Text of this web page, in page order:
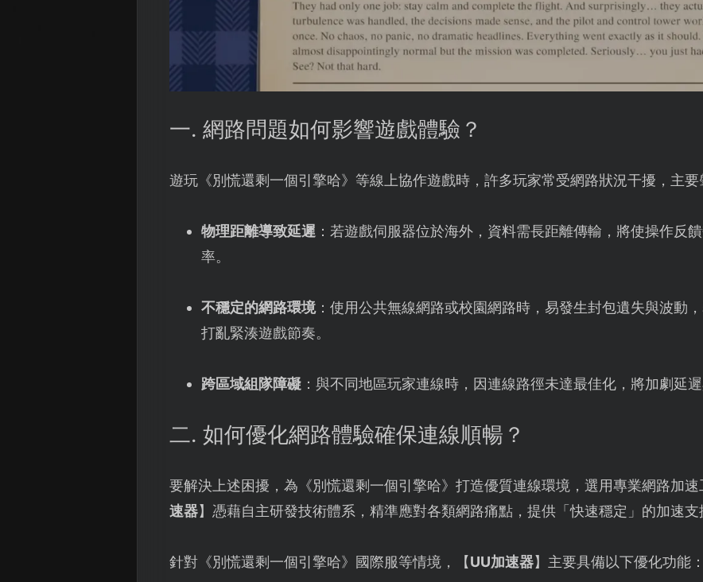
一. 網路問題如何影響遊戲體驗？
遊玩《別慌還剩一個引擎哈》等線上協作遊戲時，許多玩家常受網路狀況干擾，主要
物理距離導致延遲：若遊戲伺服器位於海外，資料需長距離傳輸，將使操作反
率。
不穩定的網路環境：使用公共無線網路或校園網路時，易發生封包遺失與波動
打亂緊湊遊戲節奏。
跨區域組隊障礙：與不同地區玩家連線時，因連線路徑未達最佳化，將加劇延遲
二. 如何優化網路體驗確保連線順暢？
要解決上述困擾，為《別慌還剩一個引擎哈》打造優質連線環境，選用專業網路加
速器】憑藉自主研發技術體系，精準應對各類網路痛點，提供「快速穩定」的加速支
針對《別慌還剩一個引擎哈》國際服等情境，【UU加速器】主要具備以下優化功能：